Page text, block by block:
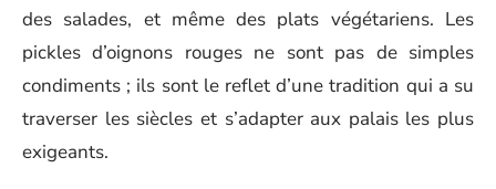
des salades, et même des plats végétariens. Les
pickles d’oignons rouges ne sont pas de simples
condiments ; ils sont le reflet d’une tradition qui a su
traverser les siècles et s’adapter aux palais les plus
exigeants.